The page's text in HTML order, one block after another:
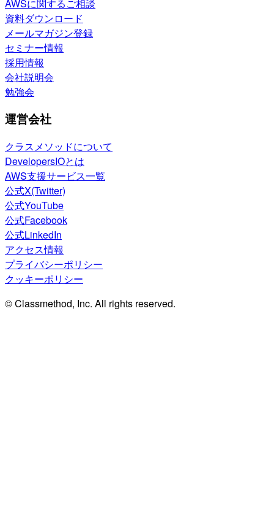
AWSに関するご相談
資料ダウンロード
メールマガジン登録
セミナー情報
採用情報
会社説明会
勉強会
運営会社
クラスメソッドについて
DevelopersIOとは
AWS支援サービス一覧
公式X(Twitter)
公式YouTube
公式Facebook
公式LinkedIn
アクセス情報
プライバシーポリシー
クッキーポリシー
© Classmethod, Inc. All rights reserved.